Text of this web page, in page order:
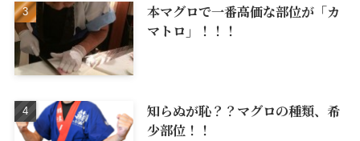
本マグロで一番高価な部位が「カ
マトロ」！！！
知らぬが恥？？マグロの種類、希
少部位！！